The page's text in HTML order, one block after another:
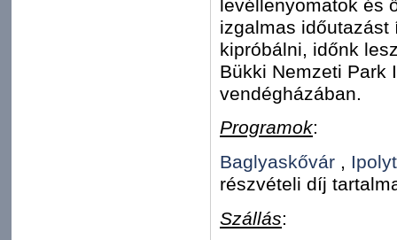
levéllenyomatok és
izgalmas időutazást
kipróbálni, időnk
Bükki Nemzeti Park
vendégházában.
Programok:
Baglyaskővár ,
részvételi díj
Szállás: